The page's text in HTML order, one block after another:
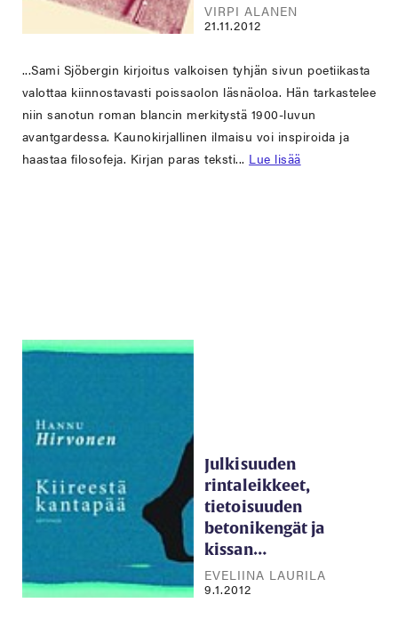
VIRPI ALANEN
21.11.2012
...Sami Sjöbergin kirjoitus valkoisen tyhjän sivun poetiikasta
valottaa kiinnostavasti poissaolon läsnäoloa. Hän tarkastelee
niin sanotun roman blancin merkitystä 1900-luvun
avantgardessa. Kaunokirjallinen ilmaisu voi inspiroida ja
haastaa filosofeja. Kirjan paras teksti... Lue lisää
Julkisuuden
rintaleikkeet,
tietoisuuden
betonikengät ja
kissan…
EVELIINA LAURILA
9.1.2012